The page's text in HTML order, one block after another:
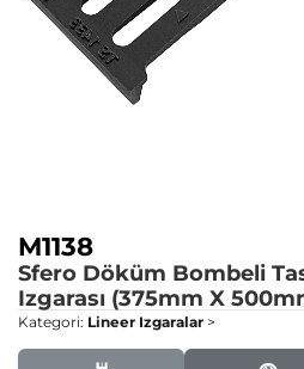
M1138
Sfero Döküm Bombeli
Izgarası (375mm X
Kategori: Lineer Izgaralar >